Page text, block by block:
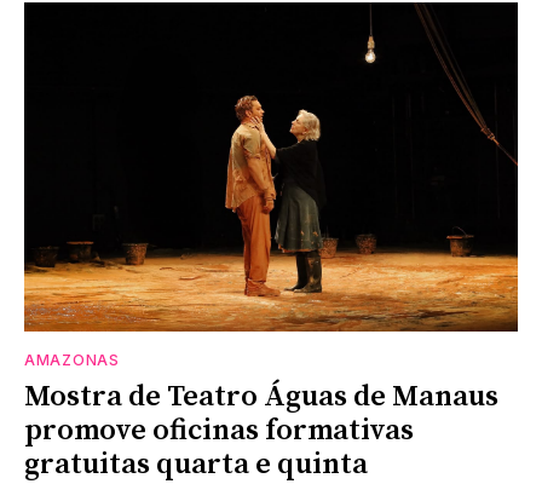
AMAZONAS
Mostra de Teatro Águas de Manaus
promove oficinas formativas
gratuitas quarta e quinta